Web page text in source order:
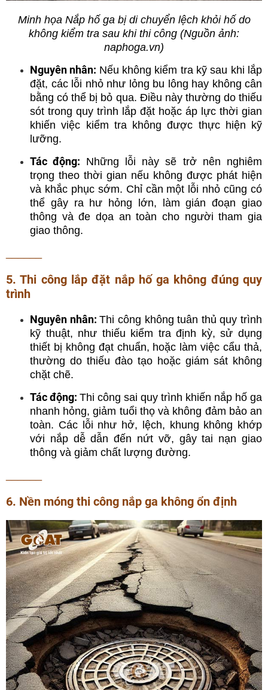
Minh họa Nắp hố ga bị di chuyển lệch khỏi hố do
không kiểm tra sau khi thi công (Nguồn ảnh:
naphoga.vn)
Nguyên nhân: Nếu không kiểm tra kỹ sau khi lắp
đặt, các lỗi nhỏ như lỏng bu lông hay không cân
bằng có thể bị bỏ qua. Điều này thường do thiếu
sót trong quy trình lắp đặt hoặc áp lực thời gian
khiến việc kiểm tra không được thực hiện kỹ
lưỡng.
Tác động: Những lỗi này sẽ trở nên nghiêm
trọng theo thời gian nếu không được phát hiện
và khắc phục sớm. Chỉ cần một lỗi nhỏ cũng có
thể gây ra hư hỏng lớn, làm gián đoạn giao
thông và đe dọa an toàn cho người tham gia
giao thông.
5. Thi công lắp đặt nắp hố ga không đúng quy
trình
Nguyên nhân:Thi công không tuân thủ quy trình
kỹ thuật, như thiếu kiểm tra định kỳ, sử dụng
thiết bị không đạt chuẩn, hoặc làm việc cẩu thả,
thường do thiếu đào tạo hoặc giám sát không
chặt chẽ.
Tác động: Thi công sai quy trình khiến nắp hố ga
nhanh hỏng, giảm tuổi thọ và không đảm bảo an
toàn. Các lỗi như hở, lệch, khung không khớp
với nắp dễ dẫn đến nứt vỡ, gây tai nạn giao
thông và giảm chất lượng đường.
6. Nền móng thi công nắp ga không ổn định